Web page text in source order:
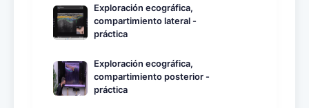
Exploración ecográfica,
compartimiento lateral -
práctica
Exploración ecográfica,
compartimiento posterior -
práctica